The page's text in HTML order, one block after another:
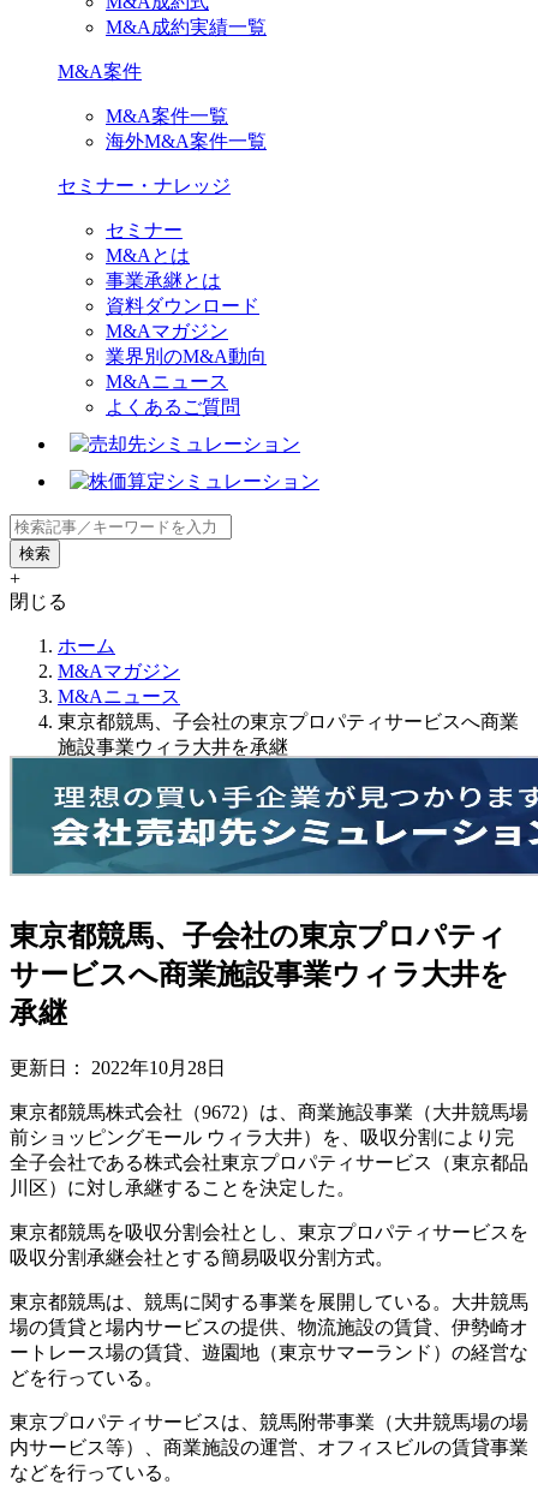
M&A成約実績一覧
M&A案件
M&A案件一覧
海外M&A案件一覧
セミナー・ナレッジ
セミナー
M&Aとは
事業承継とは
資料ダウンロード
M&Aマガジン
業界別のM&A動向
M&Aニュース
よくあるご質問
+
閉じる
ホーム
M&Aマガジン
M&Aニュース
東京都競馬、子会社の東京プロパティサービスへ商業
施設事業ウィラ大井を承継
東京都競馬、子会社の東京プロパティ
サービスへ商業施設事業ウィラ大井を
承継
更新日： 2022年10月28日
東京都競馬株式会社（9672）は、商業施設事業（大井競馬場
前ショッピングモール ウィラ大井）を、吸収分割により完
全子会社である株式会社東京プロパティサービス（東京都品
川区）に対し承継することを決定した。
東京都競馬を吸収分割会社とし、東京プロパティサービスを
吸収分割承継会社とする簡易吸収分割方式。
東京都競馬は、競馬に関する事業を展開している。大井競馬
場の賃貸と場内サービスの提供、物流施設の賃貸、伊勢崎オ
ートレース場の賃貸、遊園地（東京サマーランド）の経営な
どを行っている。
東京プロパティサービスは、競馬附帯事業（大井競馬場の場
内サービス等）、商業施設の運営、オフィスビルの賃貸事業
などを行っている。